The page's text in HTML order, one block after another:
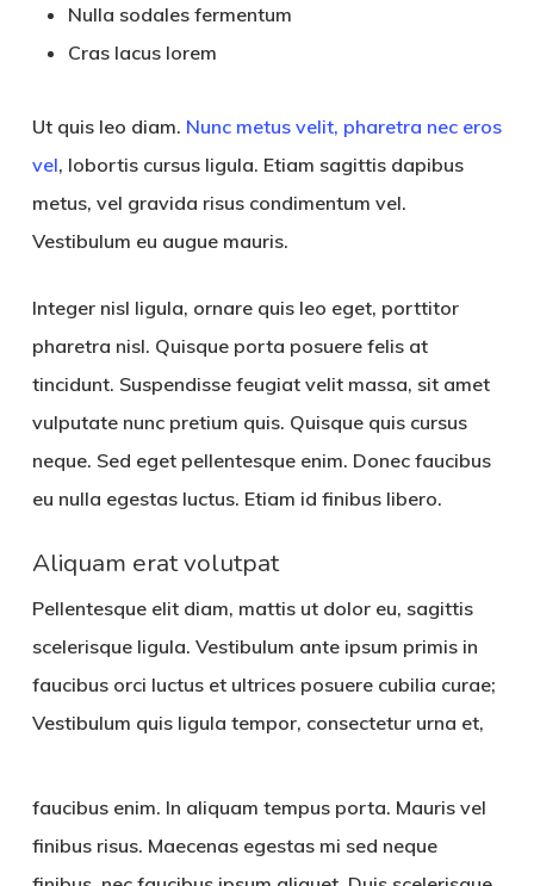
Nulla sodales fermentum
Cras lacus lorem
Ut quis leo diam. Nunc metus velit, pharetra nec eros
vel, lobortis cursus ligula. Etiam sagittis dapibus
metus, vel gravida risus condimentum vel.
Vestibulum eu augue mauris.
Integer nisl ligula, ornare quis leo eget, porttitor
pharetra nisl. Quisque porta posuere felis at
tincidunt. Suspendisse feugiat velit massa, sit amet
vulputate nunc pretium quis. Quisque quis cursus
neque. Sed eget pellentesque enim. Donec faucibus
eu nulla egestas luctus. Etiam id finibus libero.
Aliquam erat volutpat
Pellentesque elit diam, mattis ut dolor eu, sagittis
scelerisque ligula. Vestibulum ante ipsum primis in
faucibus orci luctus et ultrices posuere cubilia curae;
Vestibulum quis ligula tempor, consectetur urna et,
faucibus enim. In aliquam tempus porta. Mauris vel
finibus risus. Maecenas egestas mi sed neque